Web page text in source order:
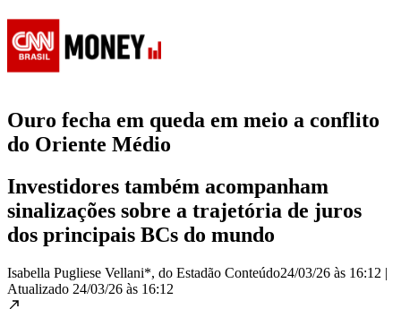
Ouro fecha em queda em meio a conflito
do Oriente Médio
Investidores também acompanham
sinalizações sobre a trajetória de juros
dos principais BCs do mundo
Isabella Pugliese Vellani*, do Estadão Conteúdo24/03/26 às 16:12 |
Atualizado 24/03/26 às 16:12